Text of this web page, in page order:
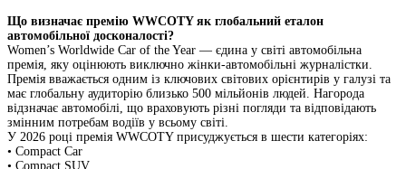
Що визначає премію WWCOTY як глобальний еталон
автомобільної досконалості?
Women’s Worldwide Car of the Year — єдина у світі автомобільна
премія, яку оцінюють виключно жінки-автомобільні журналістки.
Премія вважається одним із ключових світових орієнтирів у галузі та
має глобальну аудиторію близько 500 мільйонів людей. Нагорода
відзначає автомобілі, що враховують різні погляди та відповідають
змінним потребам водіїв у всьому світі.
У 2026 році премія WWCOTY присуджується в шести категоріях:
• Compact Car
• Compact SUV